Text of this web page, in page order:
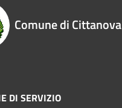
Comune di Cittanova
DI SERVIZIO